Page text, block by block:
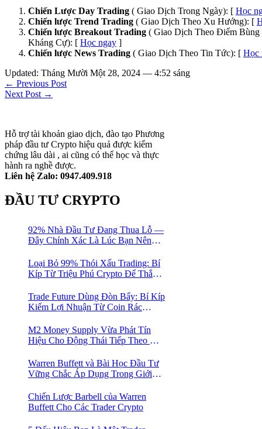
Chiến Lược Day Trading ( Giao Dịch Trong Ngày): [ Học
Chiến lược Trend Trading ( Giao Dịch Theo Xu Hướng): [
Chiến lược Breakout Trading ( Giao Dịch Theo Điểm Bùng
Kháng Cự): [ Học ngay ]
Chiến lược News Trading ( Giao Dịch Theo Tin Tức): [ Học
Updated: Tháng Mười Một 28, 2024 — 4:52 sáng
← Previous Post
Next Post →
Hỗ trợ tài khoản giao dịch, đào tạo Phương
pháp đầu tư Crypto hiệu quả được kiểm
chứng lâu dài , ai cũng có thể học và thực
hành ra nghề được.
Liên hệ Zalo: 0947.409.918
ĐẦU TƯ CRYPTO
92% Nhà Đầu Tư Đang Thua Lỗ —
Đây Chính Xác Là Lúc Bạn Nên
Loại Bỏ 99% Thói Xấu Trading: Bí
Kíp Từ Triệu Phú Crypto Để Thắng
Trade Future Dùng Đòn Bẩy: Bí Kíp
Kiếm Lợi Nhuận Từ Coin Rác
Bán Khống
M2 Money Supply Vừa Phát Tín
Hiệu Cho Động Thái Tiếp Theo Của
Trader Đang Bỏ Lỡ! 🚀
Warren Buffett và Bài Học Đầu Tư
Vững Chắc Áp Dụng Trong Giới
Chiến Lược Barbell của Warren
Buffett Cho Các Trader Crypto